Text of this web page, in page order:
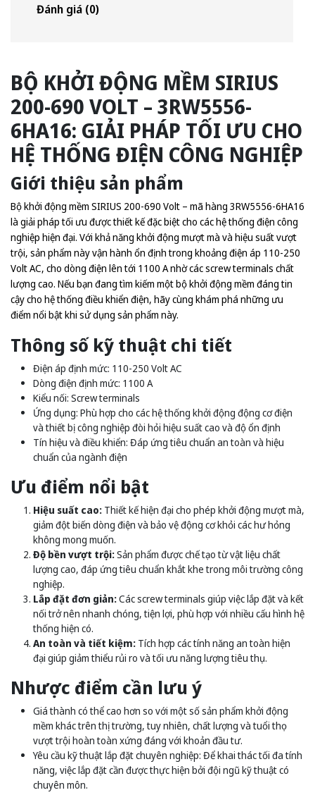
Đánh giá (0)
BỘ KHỞI ĐỘNG MỀM SIRIUS
200-690 VOLT – 3RW5556-
6HA16: GIẢI PHÁP TỐI ƯU CHO
HỆ THỐNG ĐIỆN CÔNG NGHIỆP
Giới thiệu sản phẩm
Bộ khởi động mềm SIRIUS 200-690 Volt – mã hàng 3RW5556-6HA16
là giải pháp tối ưu được thiết kế đặc biệt cho các hệ thống điện công
nghiệp hiện đại. Với khả năng khởi động mượt mà và hiệu suất vượt
trội, sản phẩm này vận hành ổn định trong khoảng điện áp 110-250
Volt AC, cho dòng điện lên tới 1100 A nhờ các screw terminals chất
lượng cao. Nếu bạn đang tìm kiếm một bộ khởi động mềm đáng tin
cậy cho hệ thống điều khiển điện, hãy cùng khám phá những ưu
điểm nổi bật khi sử dụng sản phẩm này.
Thông số kỹ thuật chi tiết
Điện áp định mức: 110-250 Volt AC
Dòng điện định mức: 1100 A
Kiểu nối: Screw terminals
Ứng dụng: Phù hợp cho các hệ thống khởi động động cơ điện
và thiết bị công nghiệp đòi hỏi hiệu suất cao và độ ổn định
Tín hiệu và điều khiển: Đáp ứng tiêu chuẩn an toàn và hiệu
chuẩn của ngành điện
Ưu điểm nổi bật
Hiệu suất cao: Thiết kế hiện đại cho phép khởi động mượt mà,
giảm đột biến dòng điện và bảo vệ động cơ khỏi các hư hỏng
không mong muốn.
Độ bền vượt trội:Sản phẩm được chế tạo từ vật liệu chất
lượng cao, đáp ứng tiêu chuẩn khắt khe trong môi trường công
nghiệp.
Lắp đặt đơn giản:Các screw terminals giúp việc lắp đặt và kết
nối trở nên nhanh chóng, tiện lợi, phù hợp với nhiều cấu hình hệ
thống hiện có.
An toàn và tiết kiệm: Tích hợp các tính năng an toàn hiện
đại giúp giảm thiểu rủi ro và tối ưu năng lượng tiêu thụ.
Nhược điểm cần lưu ý
Giá thành có thể cao hơn so với một số sản phẩm khởi động
mềm khác trên thị trường, tuy nhiên, chất lượng và tuổi thọ
vượt trội hoàn toàn xứng đáng với khoản đầu tư.
Yêu cầu kỹ thuật lắp đặt chuyên nghiệp: Để khai thác tối đa tính
năng, việc lắp đặt cần được thực hiện bởi đội ngũ kỹ thuật có
chuyên môn.